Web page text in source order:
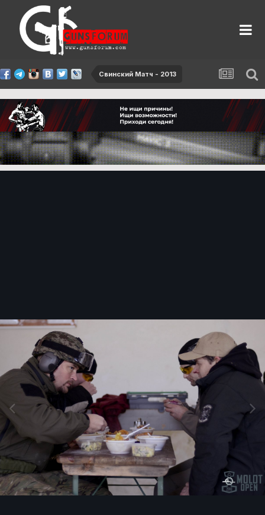
Свинский Матч - 2013